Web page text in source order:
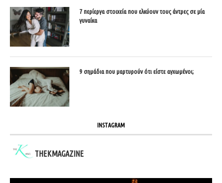
7 περίεργα στοιχεία που ελκύουν τους άντρες σε μία
γυναίκα
9 σημάδια που μαρτυρούν ότι είστε αγχωμένοι;
INSTAGRAM
THEKMAGAZINE